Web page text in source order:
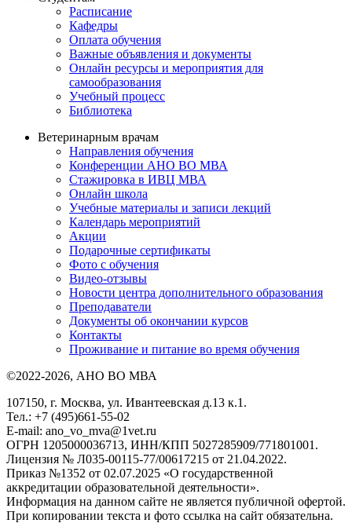
Расписание
Кафедры
Оплата обучения
Важные объявления и документы
Онлайн ресурсы и мероприятия для
самообразования
Учебный процесс
Библиотека
Ветеринарным врачам
Направления обучения
Конференции АНО ВО МВА
Стажировка в ИВЦ МВА
Онлайн школа
Учебные материалы и записи лекций
Календарь мероприятий
Акции
Подарочные сертификаты
Фото с обучения
Видео-отзывы
Новости центра дополнительного образования
Преподаватели
Документы об окончании курсов
Контакты
Проживание и питание во время обучения
©2022-2026, АНО ВО МВА
107150, г. Москва, ул. Ивантеевская д.13 к.1.
Тел.: +7 (495)661-55-02
E-mail: ano_vo_mva@1vet.ru
ОГРН 1205000036713, ИНН/КПП 5027285909/771801001.
Лицензия № Л035-00115-77/00617215 от 21.04.2022.
Приказ №1352 от 02.07.2025 «О государственной
аккредитации образовательной деятельности».
Информация на данном сайте не является публичной офертой.
При копировании текста и фото ссылка на сайт обязательна.